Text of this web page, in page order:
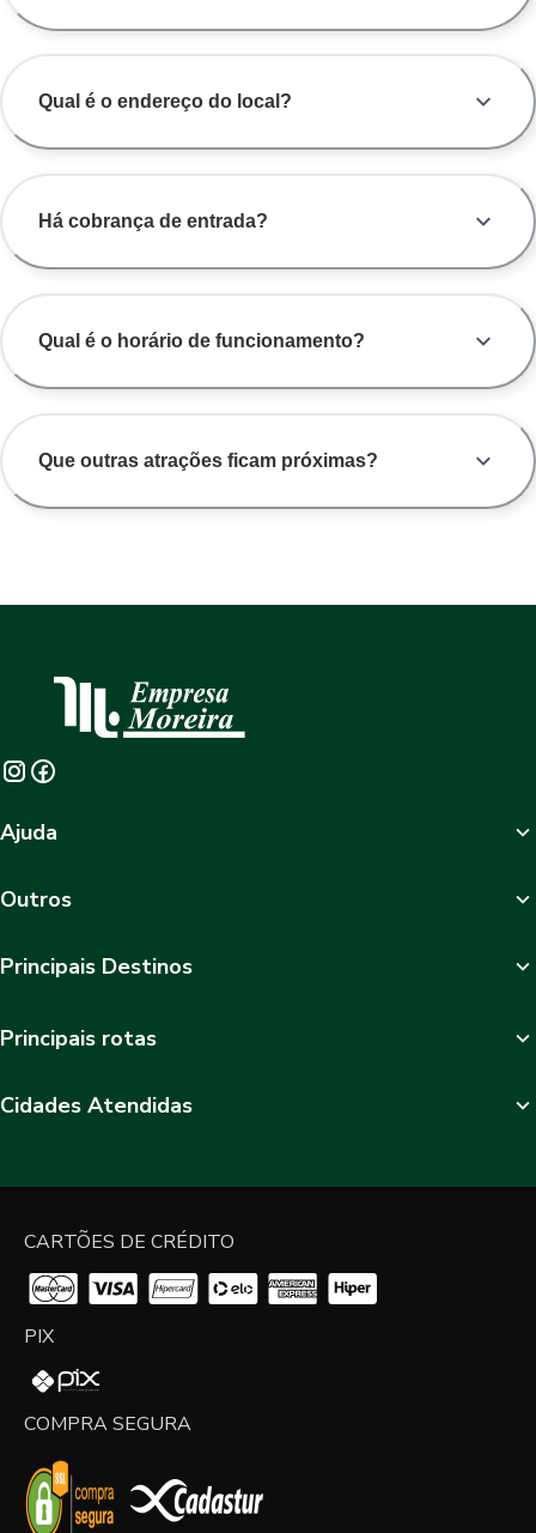
Qual é o endereço do local?
Há cobrança de entrada?
Qual é o horário de funcionamento?
Que outras atrações ficam próximas?
Ajuda
Outros
Principais Destinos
Principais rotas
Cidades Atendidas
CARTÕES DE CRÉDITO
PIX
COMPRA SEGURA